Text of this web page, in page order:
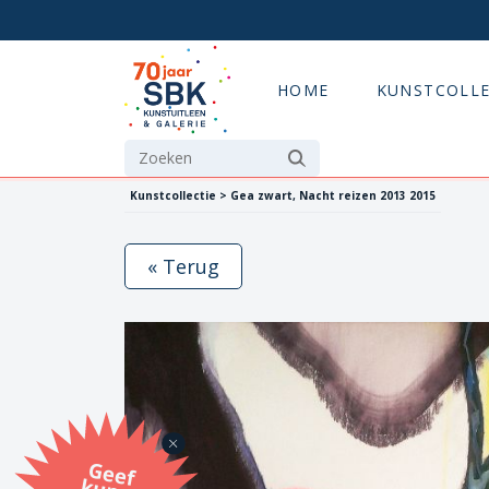
HOME
Kunstcollectie > Gea zwart, Nacht reizen 2013 2015
G
eef
u
n
st
a
d
o
m
et
e SB
K
u
n
stb
o
n
« Terug